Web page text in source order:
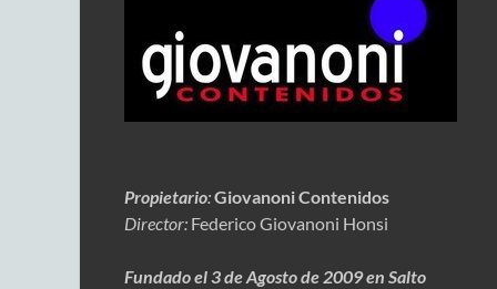
Propietario:Giovanoni Contenidos
Director: Federico Giovanoni Honsi
Fundado el 3 de Agosto de 2009 en Salto